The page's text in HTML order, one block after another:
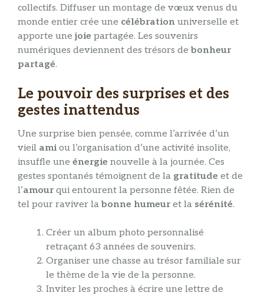
collectifs. Diffuser un montage de vœux venus du
monde entier crée une célébration universelle et
apporte une joie partagée. Les souvenirs
numériques deviennent des trésors debonheur
partagé.
Le pouvoir des surprises et des
gestes inattendus
Une surprise bien pensée, comme l’arrivée d’un
vieil ami ou l’organisation d’une activité insolite,
insuffle une énergie nouvelle à la journée. Ces
gestes spontanés témoignent de la gratitude et de
l’amourqui entourent la personne fêtée. Rien de
tel pour raviver labonne humeuret la sérénité.
Créer un album photo personnalisé
retraçant 63 années de souvenirs.
Organiser une chasse au trésor familiale sur
le thème de la vie de la personne.
Inviter les proches à écrire une lettre de